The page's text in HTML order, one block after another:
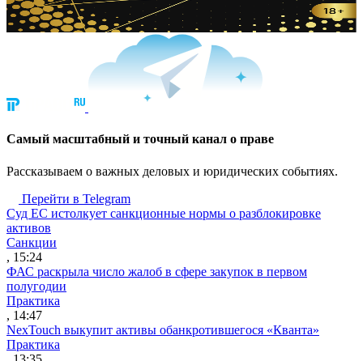
Cамый масштабный и точный канал о праве
Рассказываем о важных деловых и юридических событиях.
Перейти в Telegram
Суд ЕС истолкует санкционные нормы о разблокировке
активов
Санкции
, 15:24
ФАС раскрыла число жалоб в сфере закупок в первом
полугодии
Практика
, 14:47
NexTouch выкупит активы обанкротившегося «Кванта»
Практика